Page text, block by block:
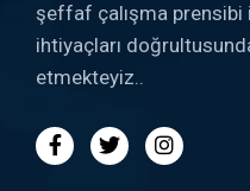
şeffaf çalışma
ihtiyaçları
etmekteyiz..